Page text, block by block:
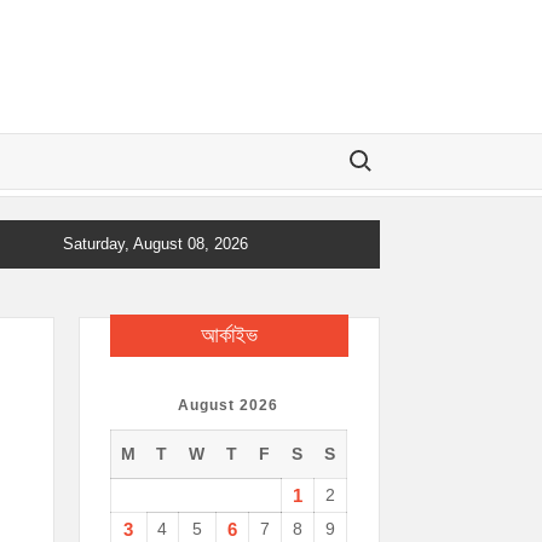
Search for:
Saturday, August 08, 2026
আর্কাইভ
August 2026
M T W T F S S
1 2
3 4 5 6 7 8
9